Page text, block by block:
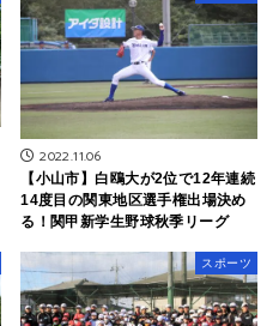
2022.11.06
【小山市】白鴎大が2位で12年連続
14度目の関東地区選手権出場決め
る！関甲新学生野球秋季リーグ
スポーツ